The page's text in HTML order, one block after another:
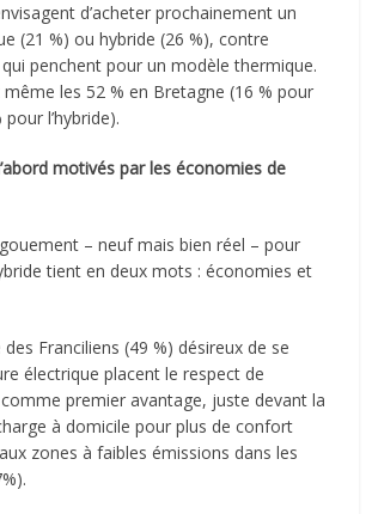
d’acheter prochainement un
(21 %) ou hybride (26 %), contre
penchent pour un modèle thermique.
les 52 % en Bretagne (16 % pour
pour l’hybride).
motivés par les économies de
– neuf mais bien réel – pour
tient en deux mots : économies et
Franciliens (49 %) désireux de se
électrique placent le respect de
premier avantage, juste devant la
à domicile pour plus de confort
zones à faibles émissions dans les